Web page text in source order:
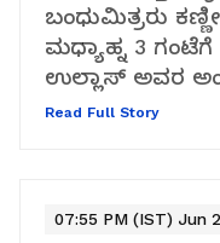
ಬಂಧುಮಿತ್ರರು
ಮಧ್ಯಾಹ್ನ 3
ಉಲ್ಲಾಸ್ ಅವರ
Read Full Story
07:55 PM (IST) Jun